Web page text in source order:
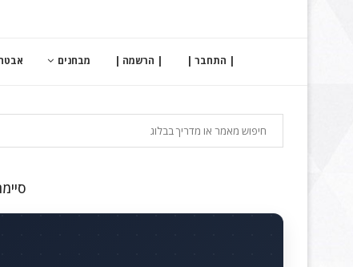
| התחבר | | הרשמה | מבחנים